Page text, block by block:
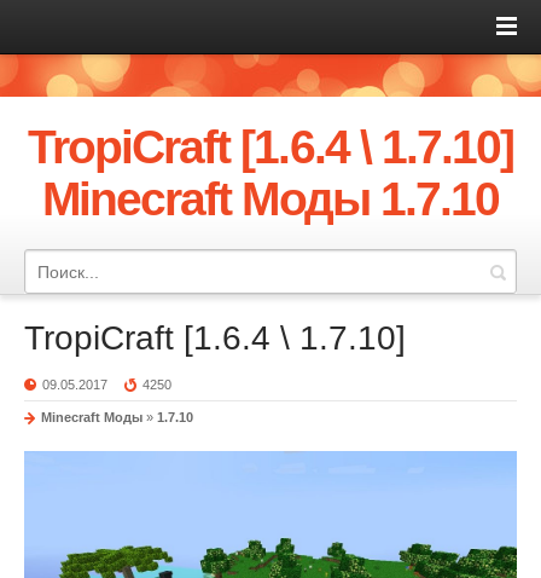
TropiCraft [1.6.4 \ 1.7.10]
Minecraft Моды 1.7.10
TropiCraft [1.6.4 \ 1.7.10]
09.05.2017 4250
Minecraft Моды » 1.7.10